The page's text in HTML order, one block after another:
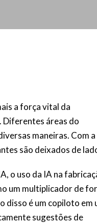
a força vital da
Diferentes áreas do
maneiras. Com a
são deixados de
o uso da IA na
um multiplicador de
disso é um copiloto em
sugestões de